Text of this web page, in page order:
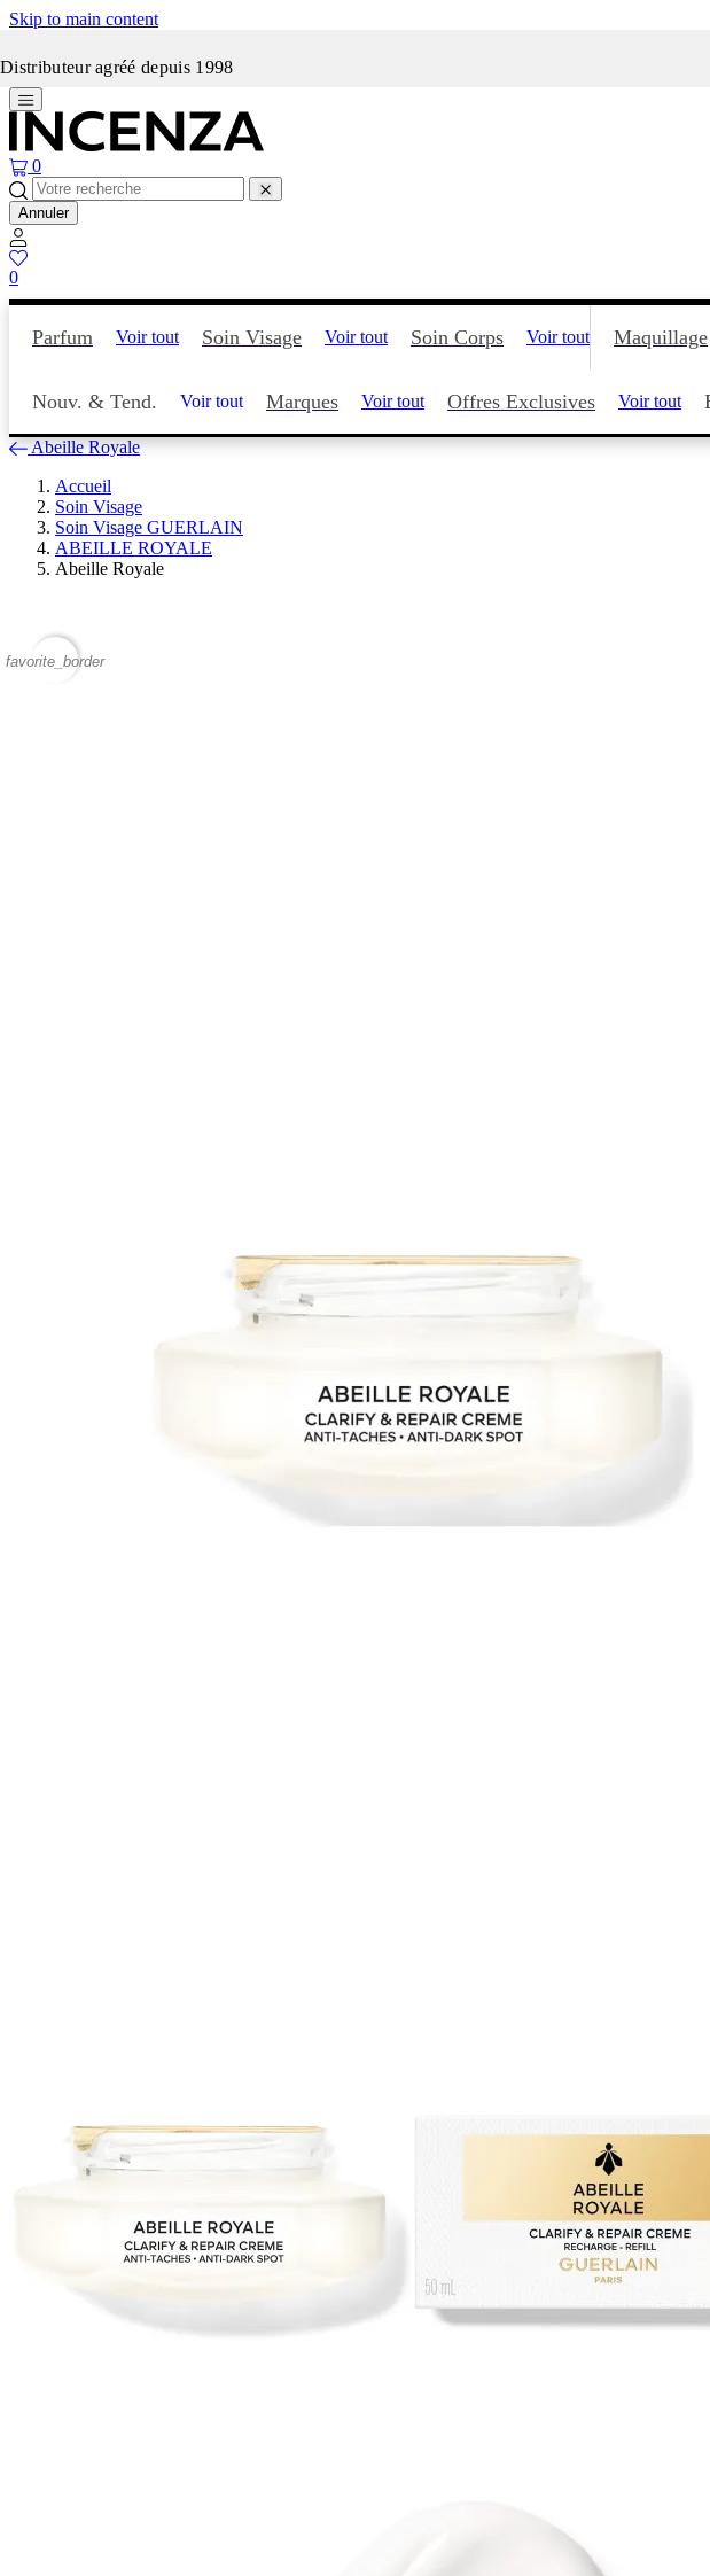
Skip to main content
Distributeur agréé depuis 1998Incenza fait peau neuve
0
Annuler
0
Parfum Voir tout Soin Visage Voir tout Soin Corps Voir tout Maquillage
Nouv. & Tend. Voir tout Marques Voir tout Offres Exclusives Voir tout
Abeille Royale
Accueil
Soin Visage
Soin Visage GUERLAIN
ABEILLE ROYALE
Abeille Royale
favorite_border